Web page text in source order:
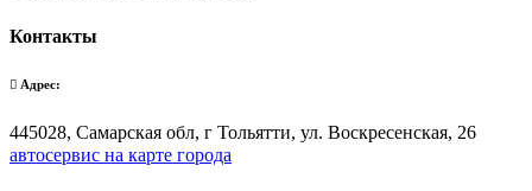
Контакты
Адрес:
445028, Самарская обл, г Тольятти, ул. Воскресенская, 26
автосервис на карте города